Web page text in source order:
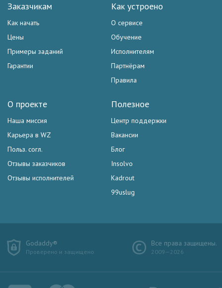
Заказчикам
Как начать
Цены
Примеры заданий
Гарантии
Как устроено
О сервисе
Обучение
Исполнителям
Партнёрам
Правила
Полезное
Центр поддержки
Вакансии
Блог
Insolvo
Kadrout
99uslug
О проекте
Наша миссия
Карьера в WZ
Польз. согл.
Отзывы заказчиков
Отзывы исполнителей
Godaddy®
Проверено и защищено
Все права защищены.
2009—2026